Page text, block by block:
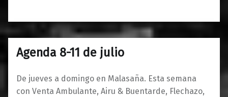
Agenda 8-11 de julio
De jueves a domingo en Malasaña. Esta semana
con Venta Ambulante, Airu & Buentarde, Flechazo,
05/07/20210
Maravillas